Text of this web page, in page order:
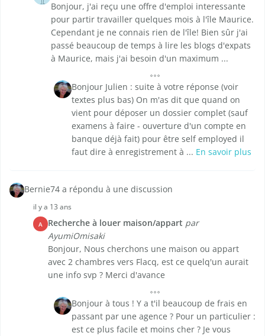
Bonjour, j'ai reçu une offre d'emploi interessante
pour partir travailler quelques mois à l'île Maurice.
Cependant je ne connais rien de l'île! Bien sûr j'ai
passé beaucoup de temps à lire les blogs d'expats
à Maurice, mais j'ai besoin d'un maximum ...
Bonjour Julien : suite à votre réponse (voir
textes plus bas) On m'as dit que quand on
vient pour déposer un dossier complet (sauf
examens à faire - ouverture d'un compte en
banque déjà fait) pour être self employed il
faut dire à enregistrement à ... En savoir plus
Bernie74 a répondu à une discussion
il y a 13 ans
A Recherche à louer maison/appart par
AyumiOmisaki
Bonjour, Nous cherchons une maison ou appart
avec 2 chambres vers Flacq, est ce quelq'un aurait
une info svp ? Merci d'avance
Bonjour à tous ! Y a t'il beaucoup de frais en
passant par une agence ? Pour un particulier :
est ce plus facile et moins cher ? Je vous